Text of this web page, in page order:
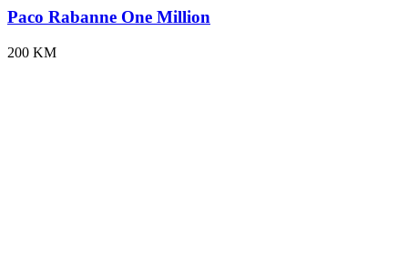
Paco Rabanne One Million
200 KM